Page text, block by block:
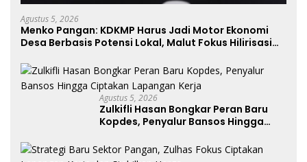
Agustus 5, 2026
Menko Pangan: KDKMP Harus Jadi Motor Ekonomi
Desa Berbasis Potensi Lokal, Malut Fokus Hilirisasi
Agustus 5, 2026
Zulkifli Hasan Bongkar Peran Baru
Kopdes, Penyalur Bansos Hingga